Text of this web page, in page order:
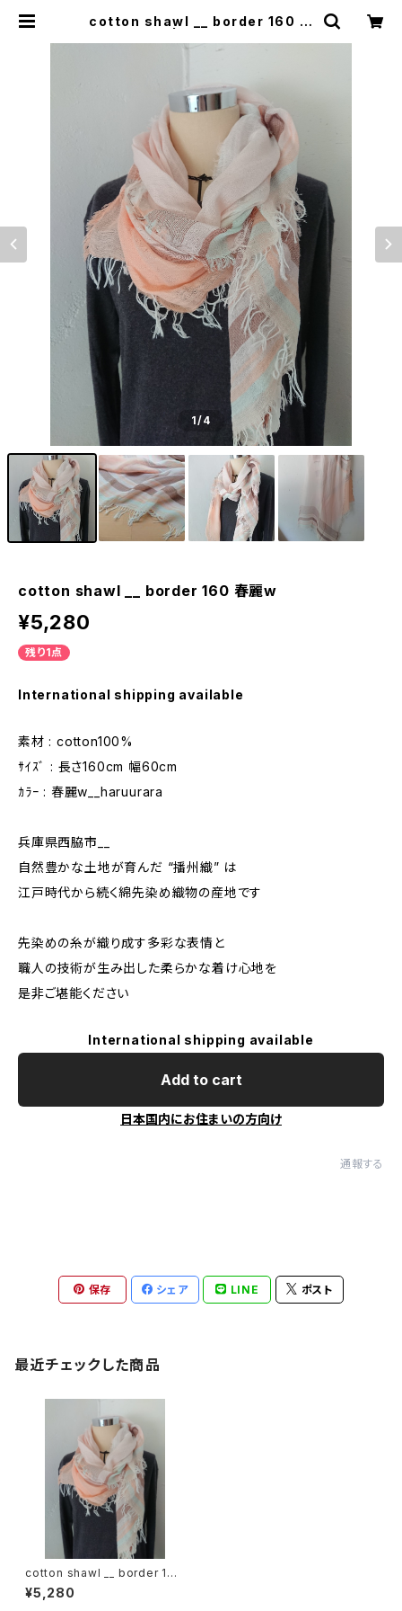
cotton shawl __ border 160 春
1/4
cotton shawl __ border 160 春麗w
¥5,280
残り1点
International shipping available
素材 : cotton100%
ｻｲｽﾞ : 長さ160cm 幅60cm
ｶﾗｰ : 春麗w__haruurara
兵庫県西脇市__
自然豊かな土地が育んだ “播州織” は
江戸時代から続く綿先染め織物の産地です
先染めの糸が織り成す多彩な表情と
職人の技術が生み出した柔らかな着け心地を
是非ご堪能ください
International shipping available
Add to cart
日本国内にお住まいの方向け
通報する
保存 シェア LINE ポスト
最近チェックした商品
cotton shawl __ border 160
春麗w
¥5,280